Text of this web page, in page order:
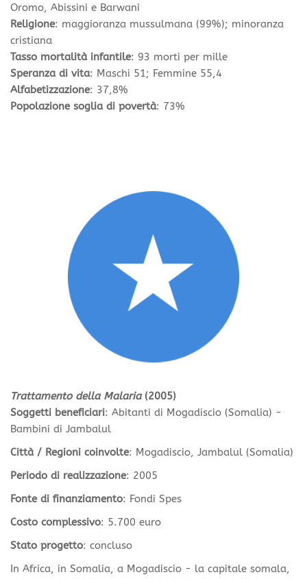
Oromo, Abissini e Barwani
Religione: maggioranza mussulmana (99%); minoranza
cristiana
Tasso mortalità infantile: 93 morti per mille
Speranza di vita: Maschi 51; Femmine 55,4
Alfabetizzazione: 37,8%
Popolazione soglia di povertà: 73%
Trattamento della Malaria(2005)
Soggetti beneficiari: Abitanti di Mogadiscio (Somalia) -
Bambini di Jambalul
Città / Regioni coinvolte: Mogadiscio, Jambalul (Somalia)
Periodo di realizzazione: 2005
Fonte di finanziamento: Fondi Spes
Costo complessivo: 5.700 euro
Stato progetto: concluso
In Africa, in Somalia, a Mogadiscio - la capitale somala,